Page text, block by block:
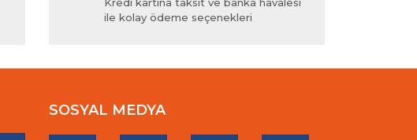
ile kolay ödeme seçenekleri
SOSYAL MEDYA